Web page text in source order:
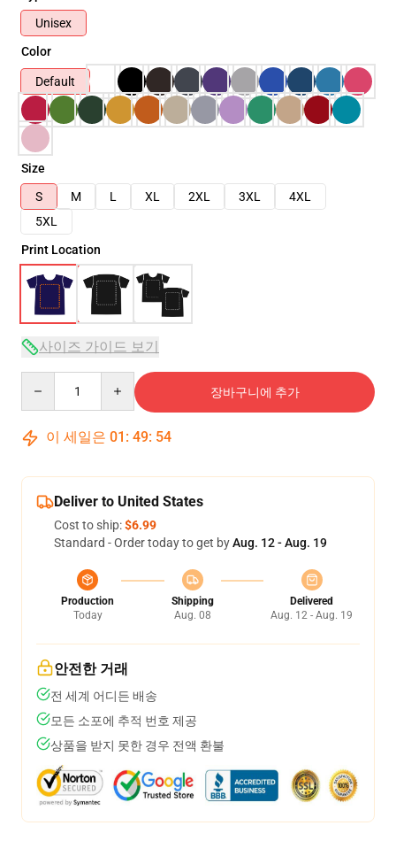
Unisex
Color
Default
Size
S
M L XL 2XL 3XL
4XL
5XL
Print Location
사이즈 가이드 보기
장바구니에 추가
이 세일은 01 : 49: 54
Deliver to United States
Cost to ship:$6.99
Standard - Order today to get byAug. 12 - Aug. 19
Production
Today
Shipping
Aug. 08
Delivered
Aug. 12 - Aug. 19
안전한 거래
전 세계 어디든 배송
모든 소포에 추적 번호 제공
상품을 받지 못한 경우 전액 환불